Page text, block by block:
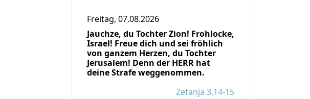
Freitag, 07.08.2026
Jauchze, du Tochter Zion! Frohlocke,
Israel! Freue dich und sei fröhlich
von ganzem Herzen, du Tochter
Jerusalem! Denn der HERR hat
deine Strafe weggenommen.
Zefanja 3,14-15